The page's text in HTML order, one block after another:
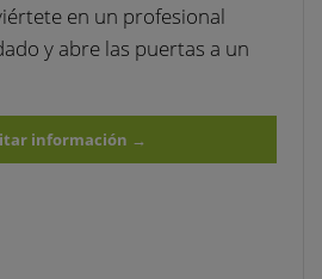
en un profesional
y abre las puertas a un
información →